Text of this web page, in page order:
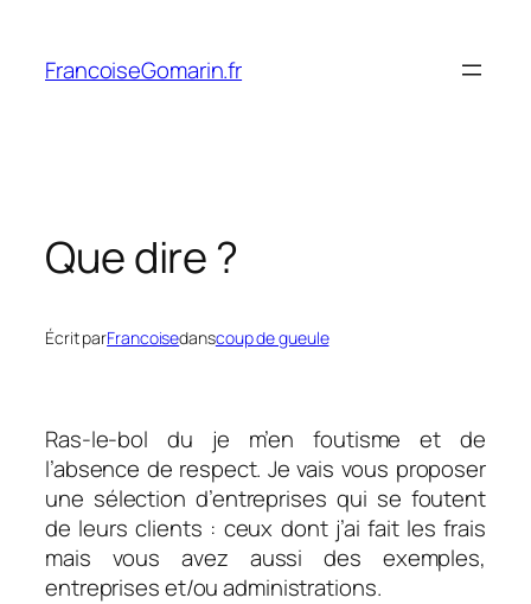
contenu
FrancoiseGomarin.fr
Que dire ?
Écrit parFrancoisedanscoup de gueule
Ras-le-bol du je m’en foutisme et de
l’absence de respect. Je vais vous proposer
une sélection d’entreprises qui se foutent
de leurs clients : ceux dont j’ai fait les frais
mais vous avez aussi des exemples,
entreprises et/ou administrations.